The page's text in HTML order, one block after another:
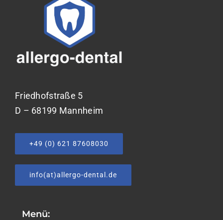
Friedhofstraße 5
D – 68199 Mannheim
+49 (0) 621 87608030
info(at)allergo-dental.de
Menü: